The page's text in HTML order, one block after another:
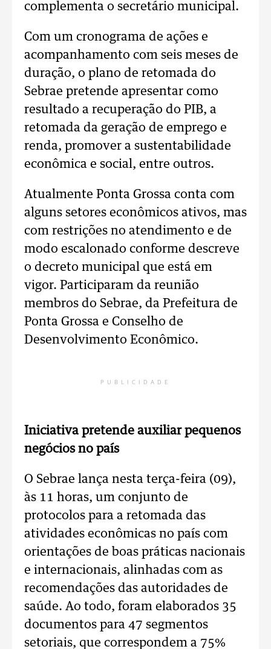
complementa o secretário municipal.
Com um cronograma de ações e
acompanhamento com seis meses de
duração, o plano de retomada do
Sebrae pretende apresentar como
resultado a recuperação do PIB, a
retomada da geração de emprego e
renda, promover a sustentabilidade
econômica e social, entre outros.
Atualmente Ponta Grossa conta com
alguns setores econômicos ativos, mas
com restrições no atendimento e de
modo escalonado conforme descreve
o decreto municipal que está em
vigor. Participaram da reunião
membros do Sebrae, da Prefeitura de
Ponta Grossa e Conselho de
Desenvolvimento Econômico.
PUBLICIDADE
Iniciativa pretende auxiliar pequenos
negócios no país
O Sebrae lança nesta terça-feira (09),
às 11 horas, um conjunto de
protocolos para a retomada das
atividades econômicas no país com
orientações de boas práticas nacionais
e internacionais, alinhadas com as
recomendações das autoridades de
saúde. Ao todo, foram elaborados 35
documentos para 47 segmentos
setoriais, que correspondem a 75%